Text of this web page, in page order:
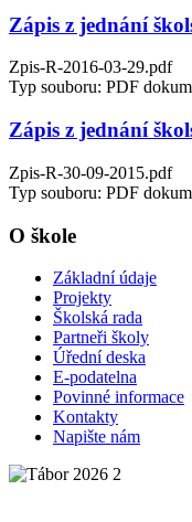
Zápis z jednání
Zpis-R-2016-03-29.pdf
Typ souboru: PDF
Zápis z jednání
Zpis-R-30-09-2015.pdf
Typ souboru: PDF
O škole
Základní údaje
Projekty
Školská rada
Partneři školy
Úřední deska
E-podatelna
Povinné informace
Kontakty
Napište nám